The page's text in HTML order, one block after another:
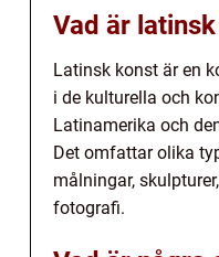
Vad är
Latinsk konst är en
i de kulturella och
Latinamerika och
Det omfattar olika
målningar,
fotografi.